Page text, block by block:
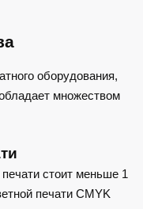
оборудования,
множеством
стоит меньше 1
печати CMYK